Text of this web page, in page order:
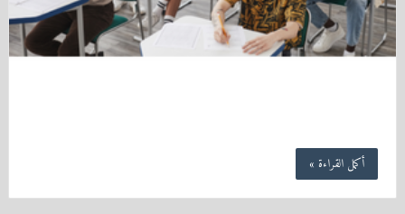
أكمل القراءة »